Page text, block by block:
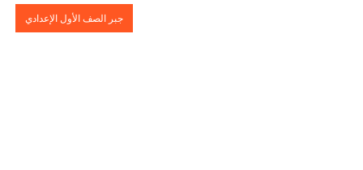
جبر الصف الأول الإعدادي